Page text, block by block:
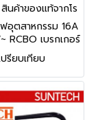
นค้าของแท้จากโร
ลิต BCP2530
อุตสาหกรรม 16A
RCBO เบรกเกอร์
ด ไฟรั่ว ไฟช็อต
ลัดวงจรป้องกัน
แสไฟเกิน
ปรียบเทียบ